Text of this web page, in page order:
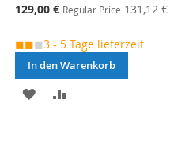
Special
129,00 € Regular Price 131,12 €
◼◼◼3 - 5 Tage lieferzeit
In den Warenkorb
MERKEN